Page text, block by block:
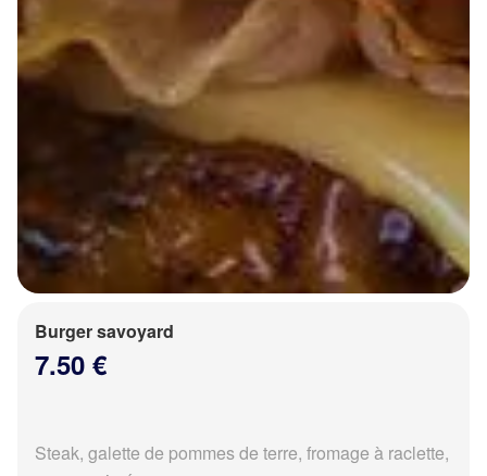
Burger savoyard
7.50 €
Steak, galette de pommes de terre, fromage à raclette,